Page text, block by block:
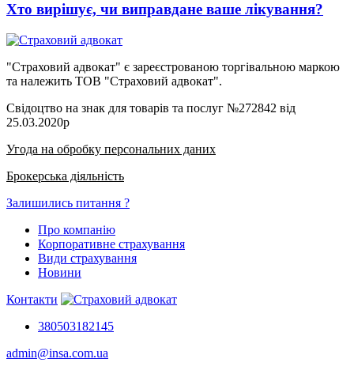
Хто вирішує, чи виправдане ваше лікування?
"Страховий адвокат" є зареєстрованою торгівальною маркою
та належить ТОВ "Страховий адвокат".
Свідоцтво на знак для товарів та послуг №272842 від
25.03.2020р
Угода на обробку персональних даних
Брокерська діяльність
Залишились питання ?
Про компанію
Корпоративне страхування
Види страхування
Новини
Контакти
380503182145
admin@insa.com.ua